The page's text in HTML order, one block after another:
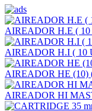
AIREADOR H.E (
AIREADOR H.I ( 10
AIREADOR HE
AIREADOR HI